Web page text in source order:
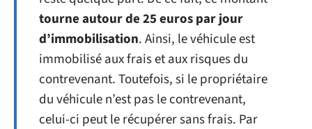
tourne autour de25 euros par jour
d’immobilisation. Ainsi, le véhicule est
immobilisé aux frais et aux risques du
contrevenant. Toutefois, si le propriétaire
du véhicule n’est pas le contrevenant,
celui-ci peut le récupérer sans frais. Par